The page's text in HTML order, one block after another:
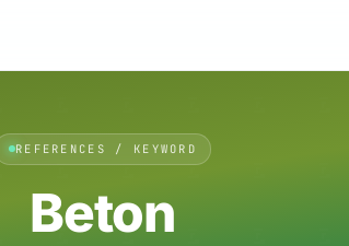
REFERENCES / KEYWORD
Beton